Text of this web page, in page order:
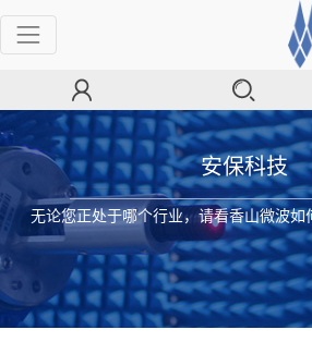
安保科技
无论您正处于哪个行业，请看香山微波如